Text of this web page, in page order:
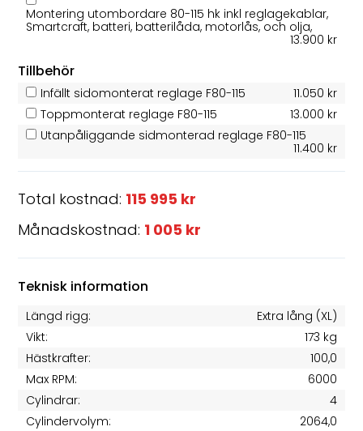
Montering utombordare 80-115 hk inkl reglagekablar,
Smartcraft, batteri, batterilåda, motorlås, och olja,
13.900 kr
Tillbehör
Infällt sidomonterat reglage F80-115
11.050 kr
Toppmonterat reglage F80-115
13.000 kr
Utanpåliggande sidmonterad reglage F80-115
11.400 kr
Total kostnad: 115 995 kr
Månadskostnad: 1 005 kr
Teknisk information
Längd rigg:
Extra lång (XL)
Vikt:
173 kg
Hästkrafter:
100,0
Max RPM:
6000
Cylindrar:
4
Cylindervolym:
2064,0